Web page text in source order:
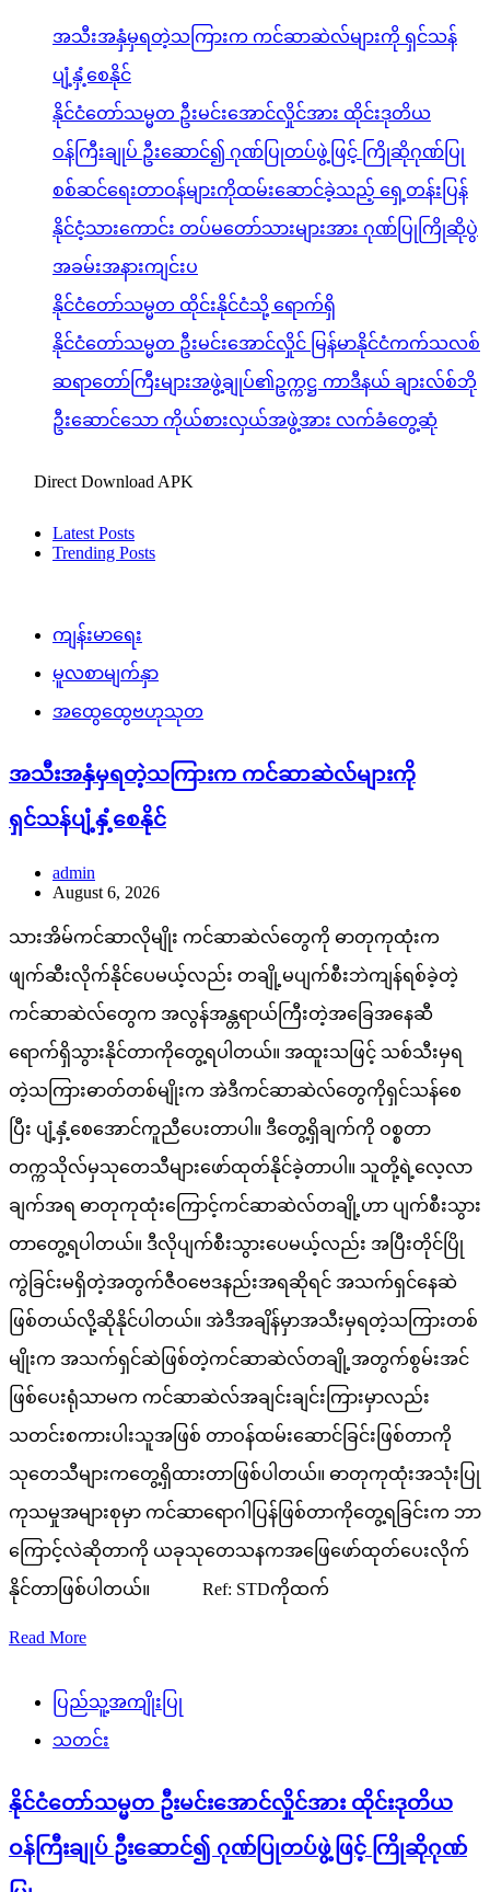
အသီးအနှံမှရတဲ့သကြားက ကင်ဆာဆဲလ်များကို ရှင်သန်
ပျံ့နှံ့စေနိုင်
နိုင်ငံတော်သမ္မတ ဦးမင်းအောင်လှိုင်အား ထိုင်းဒုတိယ
ဝန်ကြီးချုပ် ဦးဆောင်၍ ဂုဏ်ပြုတပ်ဖွဲ့ဖြင့် ကြိုဆိုဂုဏ်ပြု
စစ်ဆင်ရေးတာဝန်များကိုထမ်းဆောင်ခဲ့သည့် ရှေ့တန်းပြန်
နိုင်ငံ့သားကောင်း တပ်မတော်သားများအား ဂုဏ်ပြုကြိုဆိုပွဲ
အခမ်းအနားကျင်းပ
နိုင်ငံတော်သမ္မတ ထိုင်းနိုင်ငံသို့ ရောက်ရှိ
နိုင်ငံတော်သမ္မတ ဦးမင်းအောင်လှိုင် မြန်မာနိုင်ငံကက်သလစ်
ဆရာတော်ကြီးများအဖွဲ့ချုပ်၏ဥက္ကဋ္ဌ ကာဒီနယ် ချားလ်စ်ဘို
ဦးဆောင်သော ကိုယ်စားလှယ်အဖွဲ့အား လက်ခံတွေ့ဆုံ
Direct Download APK
Latest Posts
Trending Posts
ကျန်းမာရေး
မူလစာမျက်နှာ
အထွေထွေဗဟုသုတ
အသီးအနှံမှရတဲ့သကြားက ကင်ဆာဆဲလ်များကို
ရှင်သန်ပျံ့နှံ့စေနိုင်
admin
August 6, 2026
သားအိမ်ကင်ဆာလိုမျိုး ကင်ဆာဆဲလ်တွေကို ဓာတုကုထုံးက
ဖျက်ဆီးလိုက်နိုင်ပေမယ့်လည်း တချို့မပျက်စီးဘဲကျန်ရစ်ခဲ့တဲ့
ကင်ဆာဆဲလ်တွေက အလွန်အန္တရာယ်ကြီးတဲ့အခြေအနေဆီ
ရောက်ရှိသွားနိုင်တာကိုတွေ့ရပါတယ်။ အထူးသဖြင့် သစ်သီးမှရ
တဲ့သကြားဓာတ်တစ်မျိုးက အဲဒီကင်ဆာဆဲလ်တွေကိုရှင်သန်စေ
ပြီး ပျံ့နှံ့စေအောင်ကူညီပေးတာပါ။ ဒီတွေ့ရှိချက်ကို ဝစ္စတာ
တက္ကသိုလ်မှသုတေသီများဖော်ထုတ်နိုင်ခဲ့တာပါ။ သူတို့ရဲ့လေ့လာ
ချက်အရ ဓာတုကုထုံးကြောင့်ကင်ဆာဆဲလ်တချို့ဟာ ပျက်စီးသွား
တာတွေ့ရပါတယ်။ ဒီလိုပျက်စီးသွားပေမယ့်လည်း အပြီးတိုင်ပြို
ကွဲခြင်းမရှိတဲ့အတွက်ဇီဝဗေဒနည်းအရဆိုရင် အသက်ရှင်နေဆဲ
ဖြစ်တယ်လို့ဆိုနိုင်ပါတယ်။ အဲဒီအချိန်မှာအသီးမှရတဲ့သကြားတစ်
မျိုးက အသက်ရှင်ဆဲဖြစ်တဲ့ကင်ဆာဆဲလ်တချို့အတွက်စွမ်းအင်
ဖြစ်ပေးရုံသာမက ကင်ဆာဆဲလ်အချင်းချင်းကြားမှာလည်း
သတင်းစကားပါးသူအဖြစ် တာဝန်ထမ်းဆောင်ခြင်းဖြစ်တာကို
သုတေသီများကတွေ့ရှိထားတာဖြစ်ပါတယ်။ ဓာတုကုထုံးအသုံးပြု
ကုသမှုအများစုမှာ ကင်ဆာရောဂါပြန်ဖြစ်တာကိုတွေ့ရခြင်းက ဘာ
ကြောင့်လဲဆိုတာကို ယခုသုတေသနကအဖြေဖော်ထုတ်ပေးလိုက်
နိုင်တာဖြစ်ပါတယ်။ Ref: STDကိုထက်
Read More
ပြည်သူ့အကျိုးပြု
သတင်း
နိုင်ငံတော်သမ္မတ ဦးမင်းအောင်လှိုင်အား ထိုင်းဒုတိယ
ဝန်ကြီးချုပ် ဦးဆောင်၍ ဂုဏ်ပြုတပ်ဖွဲ့ဖြင့် ကြိုဆိုဂုဏ်